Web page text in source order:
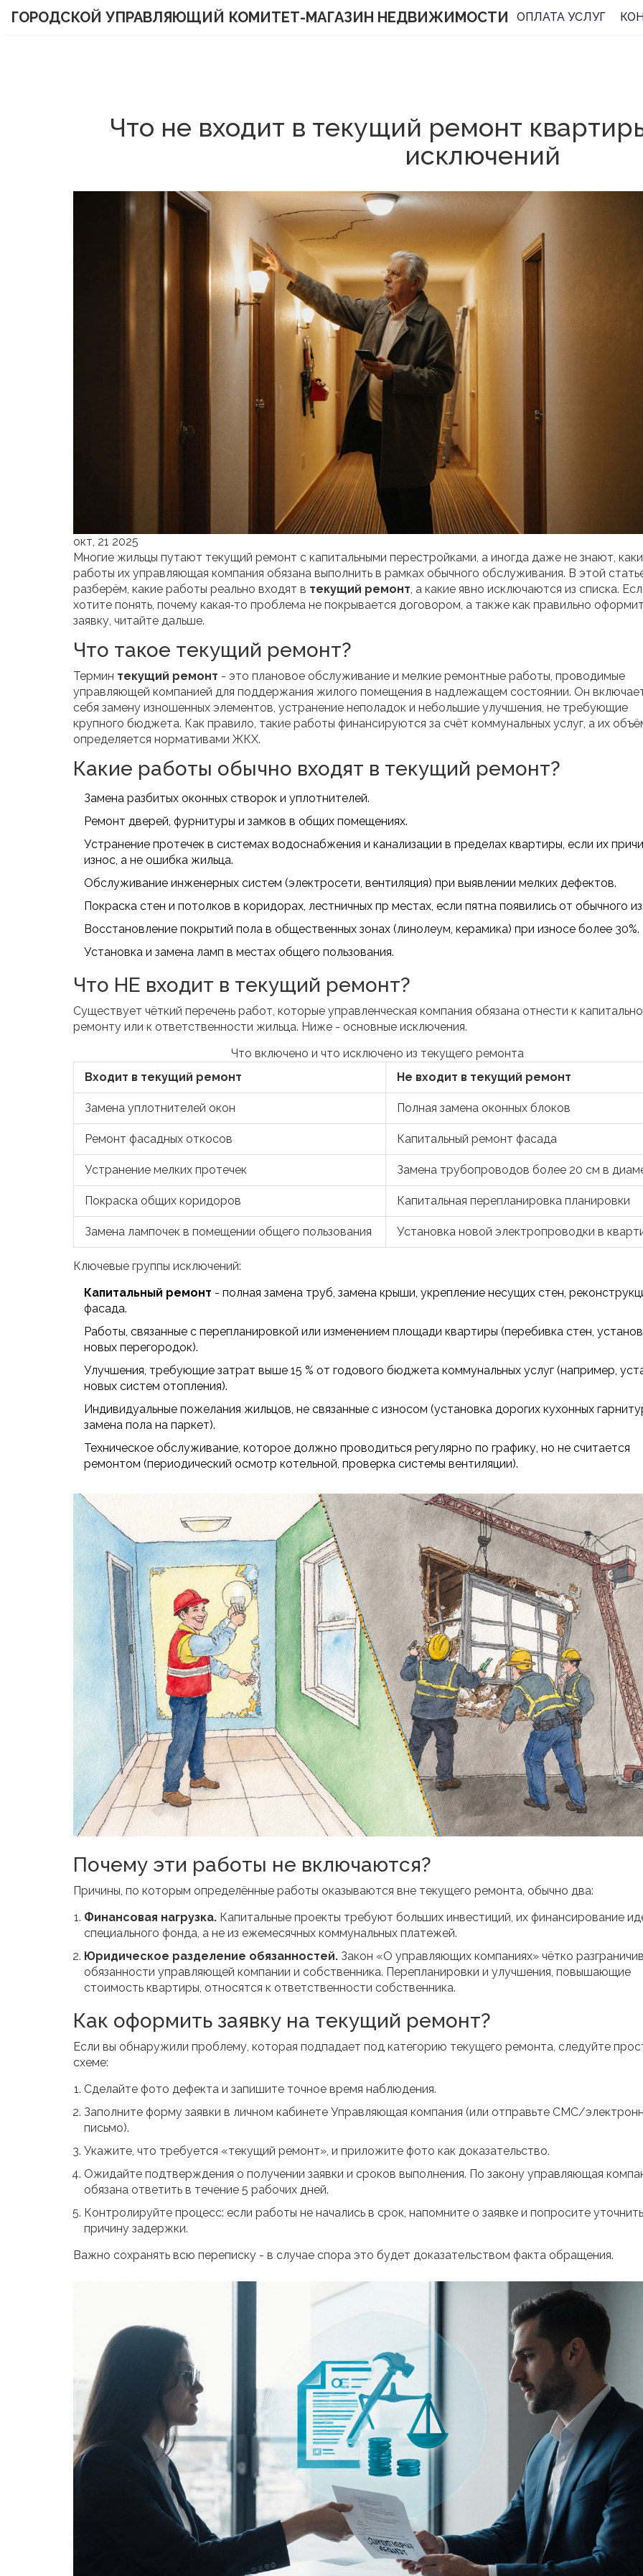
ГОРОДСКОЙ УПРАВЛЯЮЩИЙ КОМИТЕТ-МАГАЗИН НЕДВИЖИМОСТИ ОПЛАТА УСЛУГ
Что не входит в текущий ремонт
исключений
окт, 21 2025
Многие жильцы путают текущий ремонт с капитальными перестройками, а иногда даже не знают,
работы их управляющая компания обязана выполнить в рамках обычного обслуживания. В этой
разберём, какие работы реально входят в текущий ремонт, а какие явно исключаются из списка.
хотите понять, почему какая‑то проблема не покрывается договором, а также как правильно
заявку, читайте дальше.
Что такое текущий ремонт?
Термин текущий ремонт - это плановое обслуживание и мелкие ремонтные работы, проводимые
управляющей компанией для поддержания жилого помещения в надлежащем состоянии. Он
себя замену изношенных элементов, устранение неполадок и небольшие улучшения, не требующие
крупного бюджета. Как правило, такие работы финансируются за счёт коммунальных услуг, а их
определяется нормативами ЖКХ.
Какие работы обычно входят в текущий ремонт?
Замена разбитых оконных створок и уплотнителей.
Ремонт дверей, фурнитуры и замков в общих помещениях.
Устранение протечек в системах водоснабжения и канализации в пределах квартиры, если их
износ, а не ошибка жильца.
Обслуживание инженерных систем (электросети, вентиляция) при выявлении мелких дефектов.
Покраска стен и потолков в коридорах, лестничных пр местах, если пятна появились от обычного
Восстановление покрытий пола в общественных зонах (линолеум, керамика) при износе более 30%.
Установка и замена ламп в местах общего пользования.
Что НЕ входит в текущий ремонт?
Существует чёткий перечень работ, которые управленческая компания обязана отнести к
ремонту или к ответственности жильца. Ниже - основные исключения.
Что включено и что исключено из текущего ремонта
Входит в текущий ремонт
Не входит в текущий ремонт
Замена уплотнителей окон Полная замена оконных блоков
Ремонт фасадных откосов Капитальный ремонт фасада
Устранение мелких протечек Замена трубопроводов более 20 см в
Покраска общих коридоров Капитальная перепланировка планировки
Замена лампочек в помещении общего пользования Установка новой электропроводки в
Ключевые группы исключений:
Капитальный ремонт - полная замена труб, заменa крыши, укрепление несущих стен,
фасада.
Работы, связанные с перепланировкой или изменением площади квартиры (перебивка стен,
новых перегородок).
Улучшения, требующие затрат выше 15 % от годового бюджета коммунальных услуг (например,
новых систем отопления).
Индивидуальные пожелания жильцов, не связанные с износом (установка дорогих кухонных
замена пола на паркет).
Техническое обслуживание, которое должно проводиться регулярно по графику, но не считается
ремонтом (периодический осмотр котельной, проверка системы вентиляции).
Почему эти работы не включаются?
Причины, по которым определённые работы оказываются вне текущего ремонта, обычно два:
Финансовая нагрузка. Капитальные проекты требуют больших инвестиций, их финансирование
специального фонда, а не из ежемесячных коммунальных платежей.
Юридическое разделение обязанностей. Закон «О управляющих компаниях» чётко
обязанности управляющей компании и собственника. Перепланировки и улучшения, повышающие
стоимость квартиры, относятся к ответственности собственника.
Как оформить заявку на текущий ремонт?
Если вы обнаружили проблему, которая подпадает под категорию текущего ремонта, следуйте
схеме:
Сделайте фото дефекта и запишите точное время наблюдения.
Заполните форму заявки в личном кабинете Управляющая компания (или отправьте СМС/
письмо).
Укажите, что требуется «текущий ремонт», и приложите фото как доказательство.
Ожидайте подтверждения о получении заявки и сроков выполнения. По закону управляющая
обязана ответить в течение 5 рабочих дней.
Контролируйте процесс: если работы не начались в срок, напомните о заявке и попросите уточнить
причину задержки.
Важно сохранять всю переписку - в случае спора это будет доказательством факта обращения.